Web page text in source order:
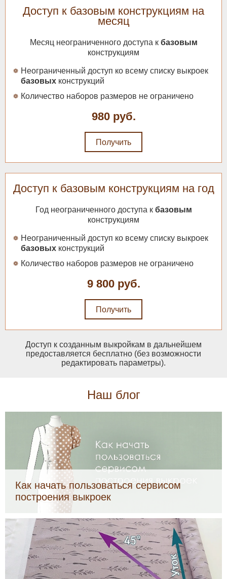
018
Выкройка трусиков шорт
без среднего шва + МК
Доступ к базовым конструкциям на
месяц
Месяц неограниченного доступа к базовым
конструкциям
Неограниченный доступ ко всему списку выкроек
базовых конструкций
Количество наборов размеров не ограничено
980 руб.
Получить
Доступ к базовым конструкциям на год
Год неограниченного доступа к базовым
конструкциям
Неограниченный доступ ко всему списку выкроек
базовых конструкций
Количество наборов размеров не ограничено
9 800 руб.
Получить
Доступ к созданным выкройкам в дальнейшем
предоставляется бесплатно (без возможности
редактировать параметры).
Наш блог
Как начать пользоваться сервисом
построения выкроек